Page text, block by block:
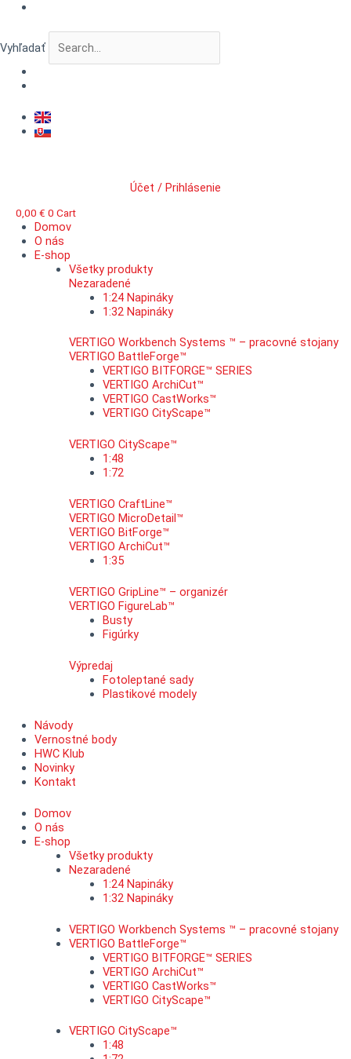
Preskočiť
Vyhľadať
Účet / Prihlásenie
0,00 € 0 Cart
Domov
O nás
E-shop
Všetky produkty
Nezaradené
1:24 Napináky
1:32 Napináky
VERTIGO Workbench Systems ™ – pracovné stojany
VERTIGO BattleForge™
VERTIGO BITFORGE™ SERIES
VERTIGO ArchiCut™
VERTIGO CastWorks™
VERTIGO CityScape™
VERTIGO CityScape™
1:48
1:72
VERTIGO CraftLine™
VERTIGO MicroDetail™
VERTIGO BitForge™
VERTIGO ArchiCut™
1:35
VERTIGO GripLine™ – organizér
VERTIGO FigureLab™
Busty
Figúrky
Výpredaj
Fotoleptané sady
Plastikové modely
Návody
Vernostné body
HWC Klub
Novinky
Kontakt
Domov
O nás
E-shop
Všetky produkty
Nezaradené
1:24 Napináky
1:32 Napináky
VERTIGO Workbench Systems ™ – pracovné stojany
VERTIGO BattleForge™
VERTIGO BITFORGE™ SERIES
VERTIGO ArchiCut™
VERTIGO CastWorks™
VERTIGO CityScape™
VERTIGO CityScape™
1:48
množstvo
CityScape™
Industrial